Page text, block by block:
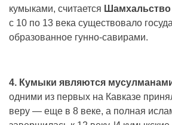
кумыками, считается
с 10 по 13 века существовало
образованное гунно-савирами.
4. Кумыки являются
одними из первых на Кавказе
веру — еще в 8 веке, а полная